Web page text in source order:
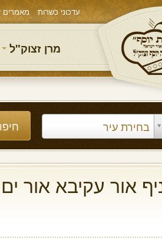
עדכוני כשרות מאמרים
מרן זצוק"ל
בחירת עיר
אור עקיבא אור ים